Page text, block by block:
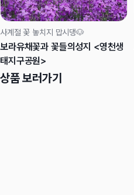
사계절 꽃 놓치지 맙시댕🐶
보라유채꽃과 꽃들의성지 <영천생
태지구공원>
상품 보러가기